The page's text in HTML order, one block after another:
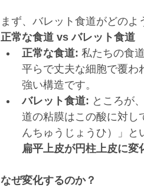
まず、バレット食道がどのよ
正常な食道 vs バレット食道
正常な食道: 私たちの食
平らで丈夫な細胞で覆わ
強い構造です。
バレット食道: ところが
道の粘膜はこの酸に対し
んちゅうじょうひ）」
扁平上皮が円柱上皮に変
なぜ変化するのか？